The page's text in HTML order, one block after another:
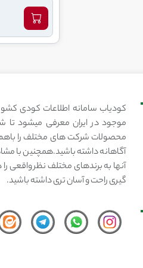
کودیاب سامانه اطلاعات کودی
موجود در ایران معرفی میشود تا
محصولات شرکت های مختلف را
آگاهانه داشته باشید.همچنین با
آنها به برندهای مختلف نظر واقعی
گیری راحت و آسان تری داشته باشید.